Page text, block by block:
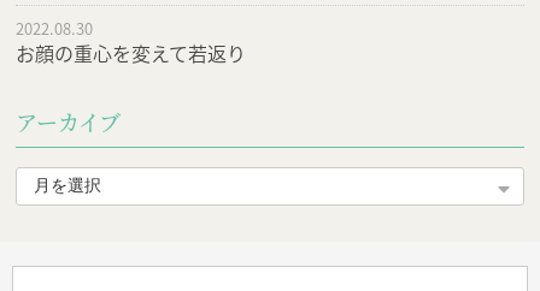
お顔の重心を変えて若返り
2022.08.30
アーカイブ